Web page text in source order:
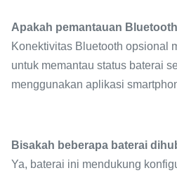
Apakah pemantauan
Konektivitas Bluetooth opsional
untuk memantau status baterai
menggunakan aplikasi
Bisakah beberapa baterai
Ya, baterai ini mendukung